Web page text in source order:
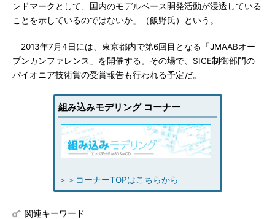
ンドマークとして、国内のモデルベース開発活動が浸透している
ことを示しているのではないか」（飯野氏）という。
2013年7月4日には、東京都内で第6回目となる「JMAABオー
プンカンファレンス」を開催する。その場で、SICE制御部門の
パイオニア技術賞の受賞報告も行われる予定だ。
組み込みモデリング コーナー
＞＞コーナーTOPはこちらから
関連キーワード